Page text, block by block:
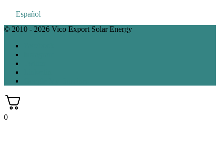
Español
© 2010 - 2026 Vico Export Solar Energy
0